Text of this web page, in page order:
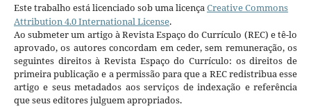
Este trabalho está licenciado sob uma licença Creative Commons
Attribution 4.0 International License.
Ao submeter um artigo à Revista Espaço do Currículo (REC) e tê-lo
aprovado, os autores concordam em ceder, sem remuneração, os
seguintes direitos à Revista Espaço do Currículo: os direitos de
primeira publicação e a permissão para que a REC redistribua esse
artigo e seus metadados aos serviços de indexação e referência
que seus editores julguem apropriados.